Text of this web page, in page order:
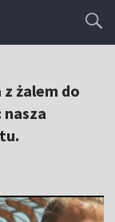
żalem do